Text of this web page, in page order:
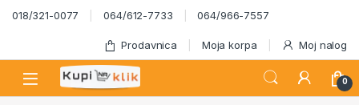
Skip to navigation
Skip to content
018/321-0077 064/612-7733 064/966-7557
Prodavnica Moja korpa Moj nalog
0